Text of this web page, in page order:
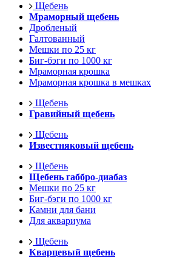
Щебень
Мраморный щебень
Дробленый
Галтованный
Мешки по 25 кг
Биг-бэги по 1000 кг
Мраморная крошка
Мраморная крошка в мешках
Щебень
Гравийный щебень
Щебень
Известняковый щебень
Щебень
Щебень габбро-диабаз
Мешки по 25 кг
Биг-бэги по 1000 кг
Камни для бани
Для аквариума
Щебень
Кварцевый щебень